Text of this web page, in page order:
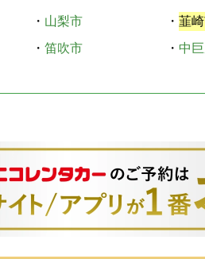
・ 山梨市 ・ 韮
・ 笛吹市 ・ 中